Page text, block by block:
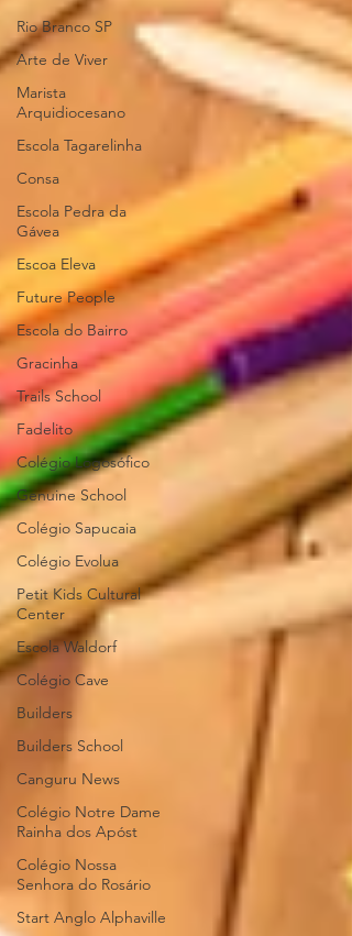
Rio Branco SP
Arte de Viver
Marista
Arquidiocesano
Escola Tagarelinha
Consa
Escola Pedra da
Gávea
Escoa Eleva
Future People
Escola do Bairro
Gracinha
Trails School
Fadelito
Colégio Logosófico
Genuine School
Colégio Sapucaia
Colégio Evolua
Petit Kids Cultural
Center
Escola Waldorf
Colégio Cave
Builders
Builders School
Canguru News
Colégio Notre Dame
Rainha dos Apóst
Colégio Nossa
Senhora do Rosário
Start Anglo Alphaville